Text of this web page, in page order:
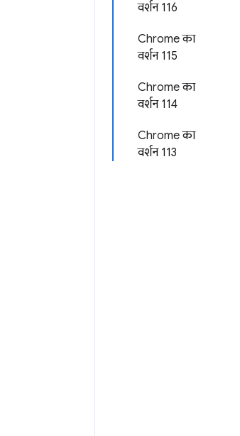
वर्शन 116
Chrome का
वर्शन 115
Chrome का
वर्शन 114
Chrome का
वर्शन 113